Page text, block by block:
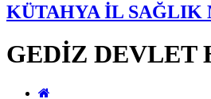
KÜTAHYA İL SAĞLIK
GEDİZ DEVLET